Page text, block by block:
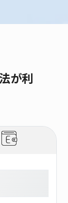
が利